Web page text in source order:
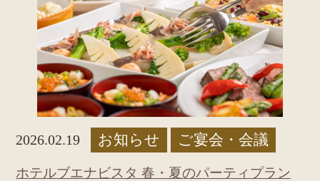
2026.02.19 お知らせ ご宴会・会議
ホテルブエナビスタ 春・夏のパーティプラン